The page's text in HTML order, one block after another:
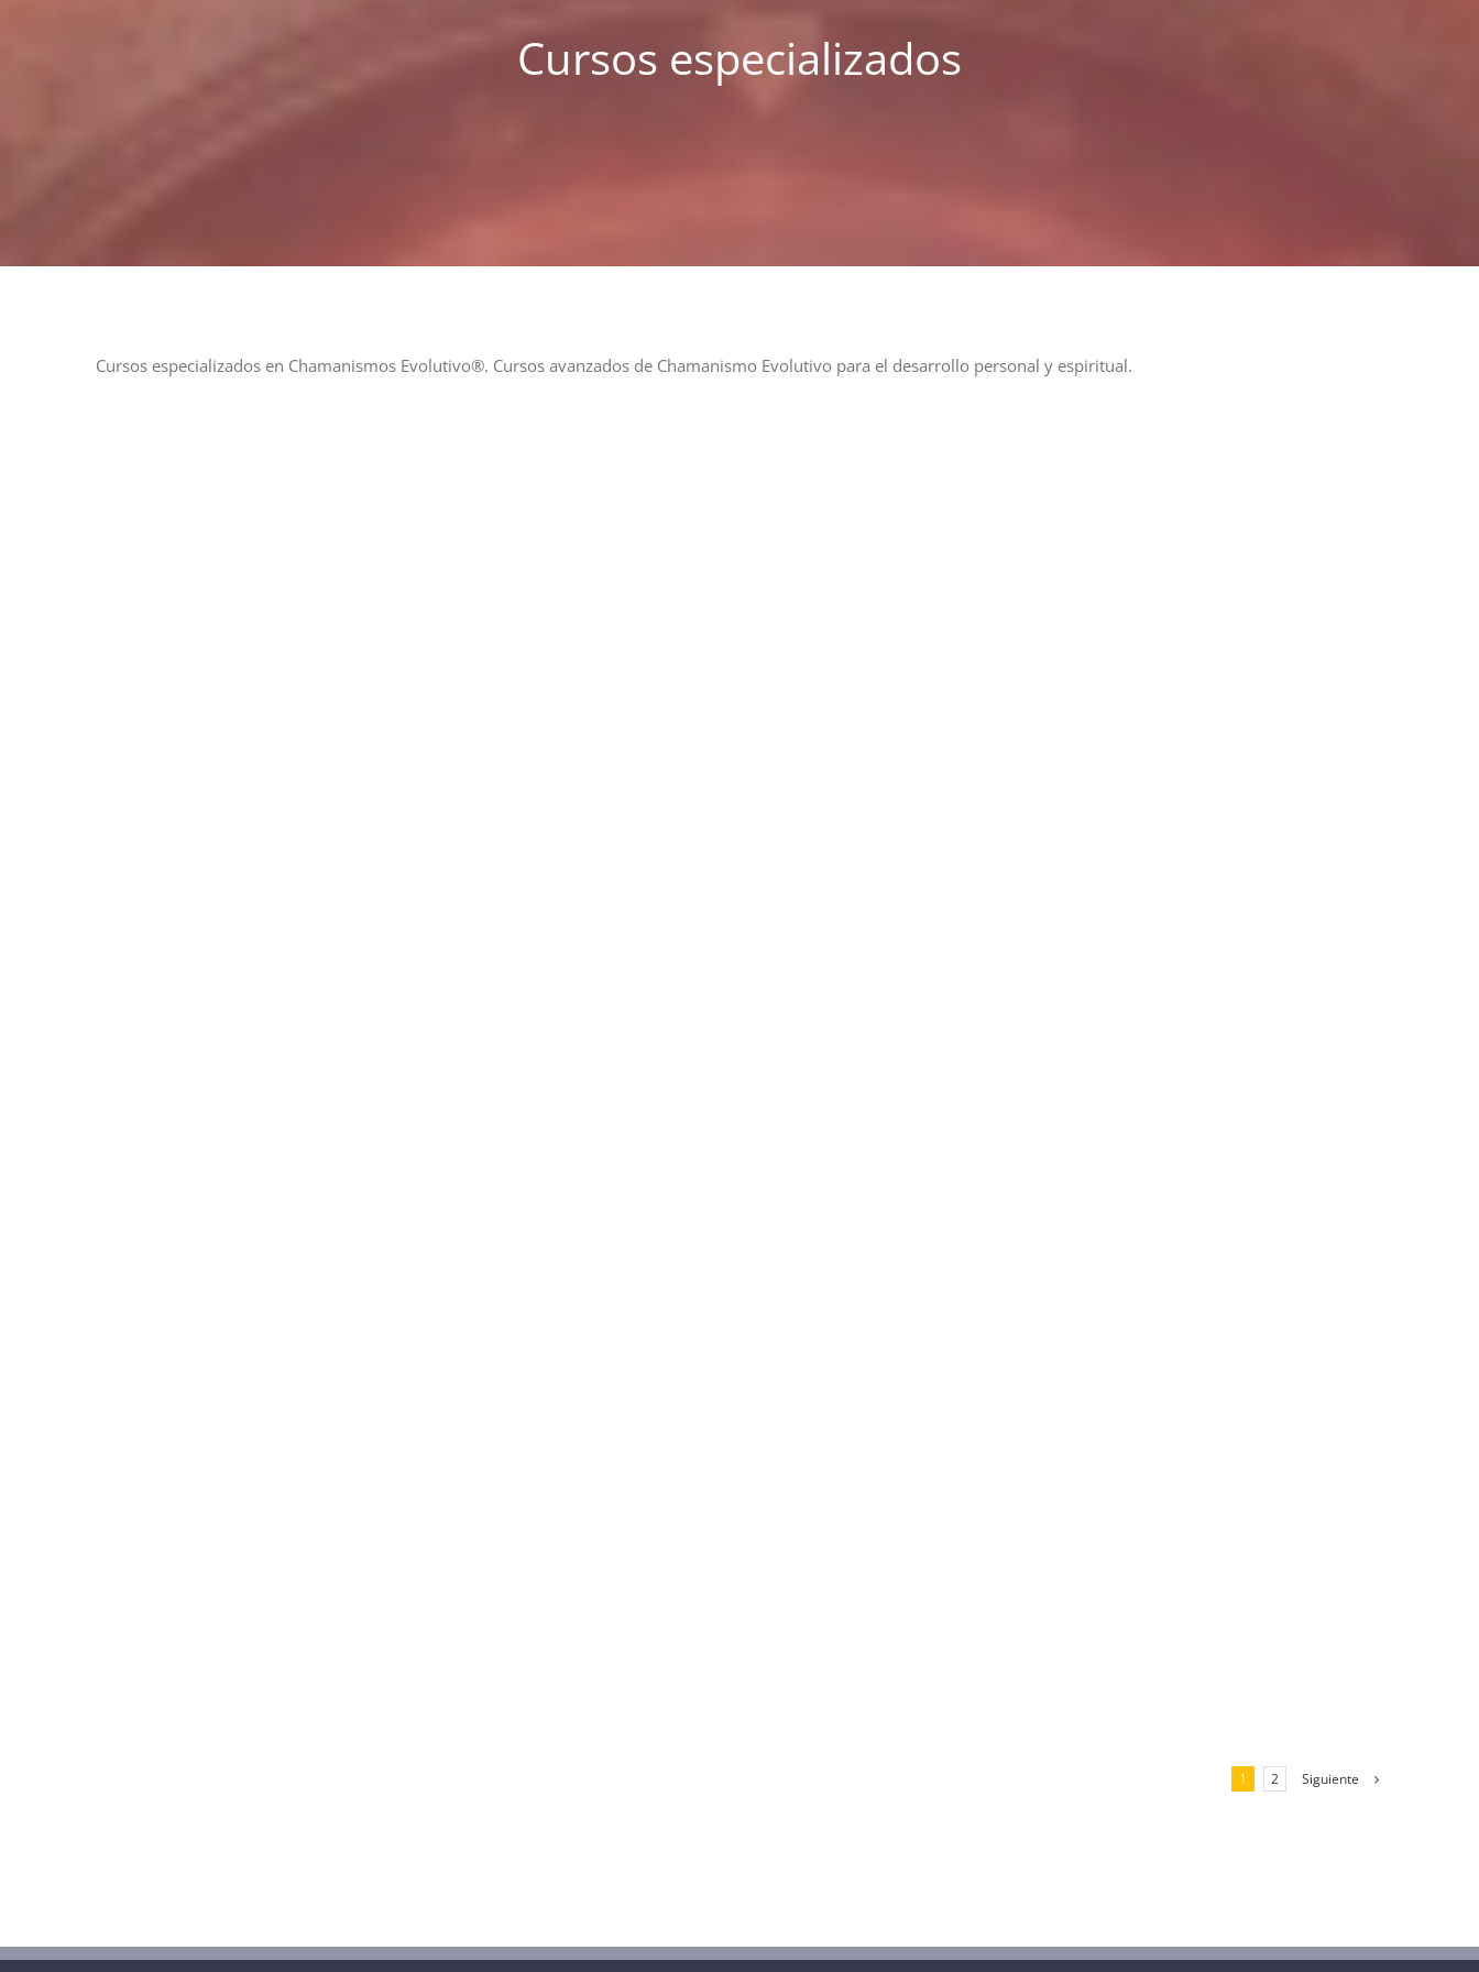
Cursos especializados
Cursos especializados en Chamanismos Evolutivo®. Cursos avanzados de Chamanismo Evolutivo para el desarrollo personal y espiritual.
1 2 Siguiente